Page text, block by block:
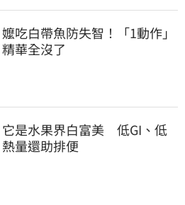
嬤吃白帶魚防失智！「1動作」
精華全沒了
它是水果界白富美　低GI、低
熱量還助排便